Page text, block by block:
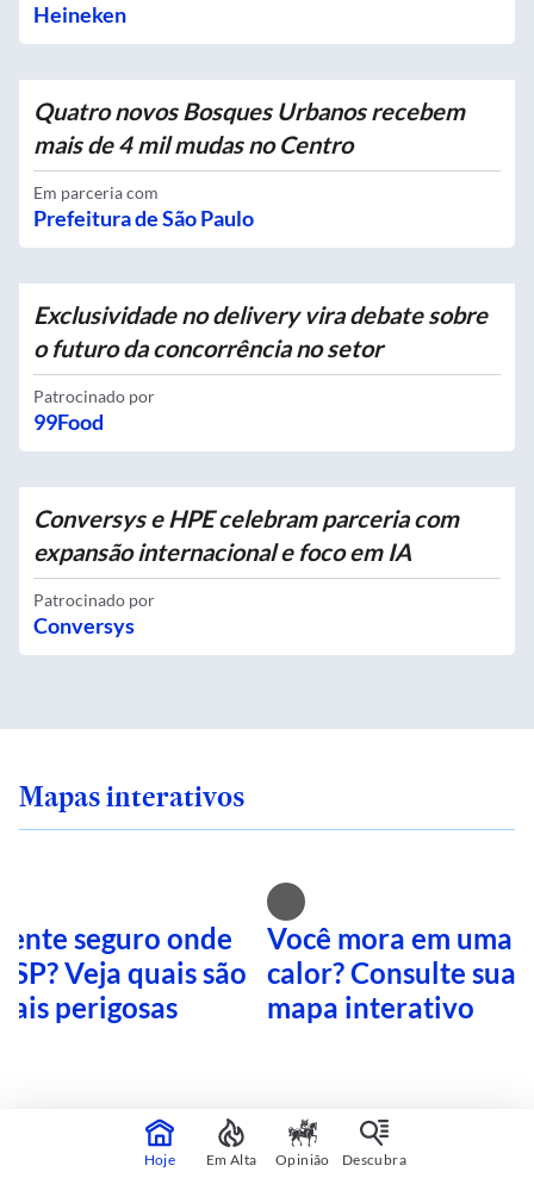
Heineken
Quatro novos Bosques Urbanos recebem
mais de 4 mil mudas no Centro
Em parceria com
Prefeitura de São Paulo
Exclusividade no delivery vira debate sobre
o futuro da concorrência no setor
Patrocinado por
99Food
Conversys e HPE celebram parceria com
expansão internacional e foco em IA
Patrocinado por
Conversys
Mapas interativos
seguro onde
SP? Veja quais são
perigosas
Você mora em uma
calor? Consulte sua
mapa interativo
CONTINUA APÓS A PUBLICIDADE
Hoje Em Alta Opinião Descubra